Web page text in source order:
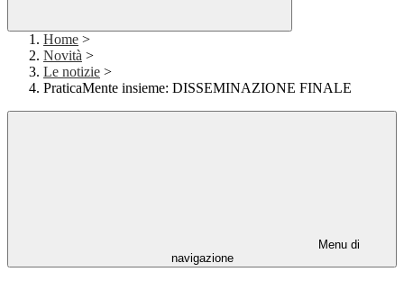
Home >
Novità >
Le notizie >
PraticaMente insieme: DISSEMINAZIONE FINALE
Menu di
navigazione